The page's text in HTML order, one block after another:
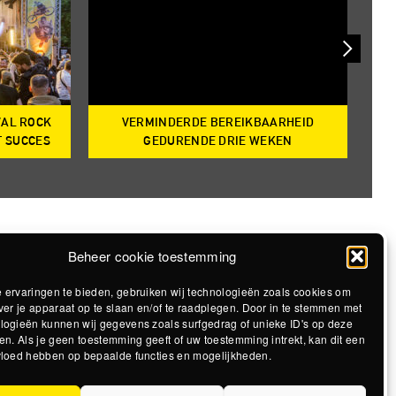
Beheer cookie toestemming
ervaringen te bieden, gebruiken wij technologieën zoals cookies om
je apparaat op te slaan en/of te raadplegen. Door in te stemmen met
kunnen wij gegevens zoals surfgedrag of unieke ID's op deze
Als je geen toestemming geeft of uw toestemming intrekt, kan dit een
hebben op bepaalde functies en mogelijkheden.
ROCK
SUCCES
VERMINDERDE BEREIKBAARHEID
GEDURENDE DRIE WEKEN